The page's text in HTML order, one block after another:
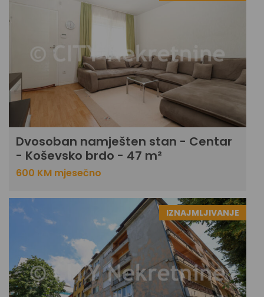
Dvosoban namješten stan - Centar
- Koševsko brdo - 47 m²
600 KM mjesečno
IZNAJMLJIVANJE